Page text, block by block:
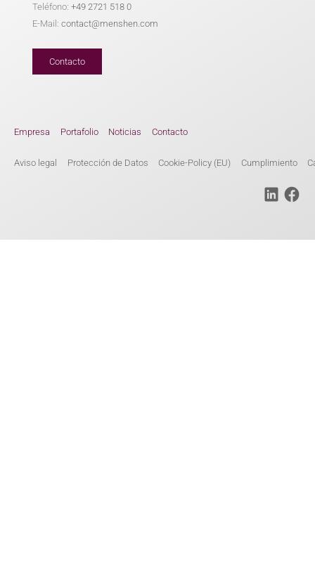
Teléfono:+49 2721 518 0
E-Mail:contact@menshen.com
Contacto
Empresa Portafolio Noticias Contacto
Aviso legal Protección de Datos Cookie-Policy (EU) Cumplimiento